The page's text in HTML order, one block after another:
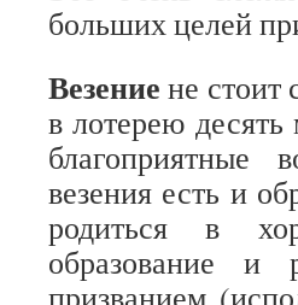
больших целей
Везениене стоит
в лотерею десять
благоприятные
везения есть и
родиться в
образование и
призванием